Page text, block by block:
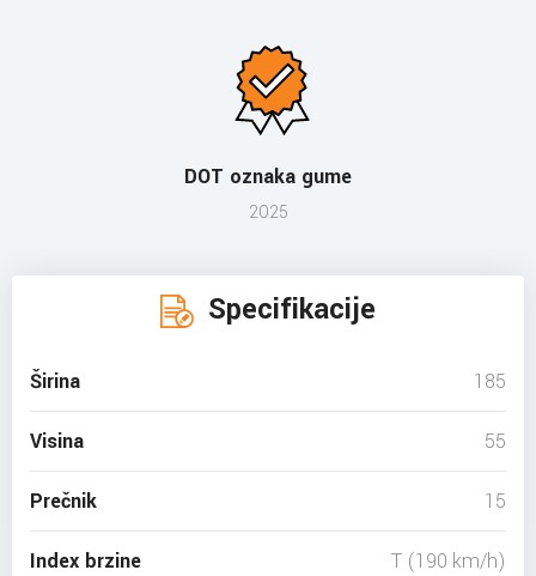
DOT oznaka gume
2025
Specifikacije
Širina 185
Visina 55
Prečnik 15
Index brzine T (190 km/h)